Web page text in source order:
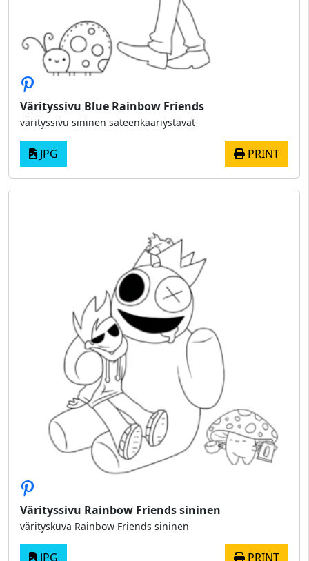
Värityssivu Blue Rainbow Friends
värityssivu sininen sateenkaariystävät
JPG PRINT
Värityssivu Rainbow Friends sininen
värityskuva Rainbow Friends sininen
JPG PRINT